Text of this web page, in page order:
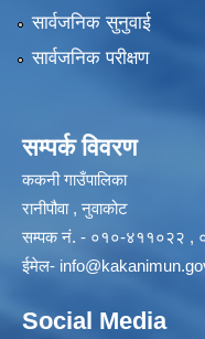
सार्वजनिक सुनुवाई
सार्वजनिक परीक्षण
सम्पर्क विवरण
ककनी गाउँपालिका
रानीपौवा , नुवाकोट
सम्पक नं. - ०१०-४११०२२ ,
ईमेल-
Social Media